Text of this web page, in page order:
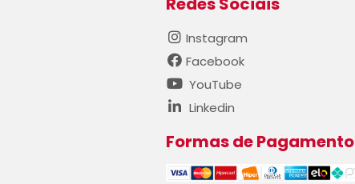
Instagram
Facebook
YouTube
Linkedin
Formas de Pagamento